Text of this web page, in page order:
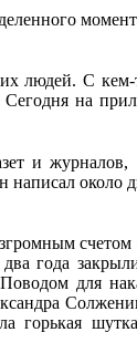
людей. С
на
и
около
года
для
горькая